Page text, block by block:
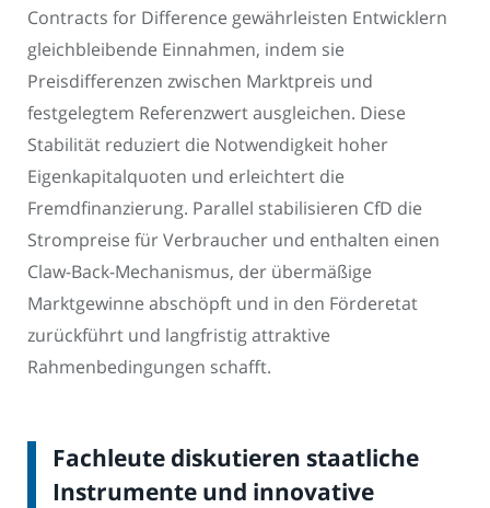
Contracts for Difference gewährleisten Entwicklern
gleichbleibende Einnahmen, indem sie
Preisdifferenzen zwischen Marktpreis und
festgelegtem Referenzwert ausgleichen. Diese
Stabilität reduziert die Notwendigkeit hoher
Eigenkapitalquoten und erleichtert die
Fremdfinanzierung. Parallel stabilisieren CfD die
Strompreise für Verbraucher und enthalten einen
Claw-Back-Mechanismus, der übermäßige
Marktgewinne abschöpft und in den Förderetat
zurückführt und langfristig attraktive
Rahmenbedingungen schafft.
Fachleute diskutieren staatliche
Instrumente und innovative